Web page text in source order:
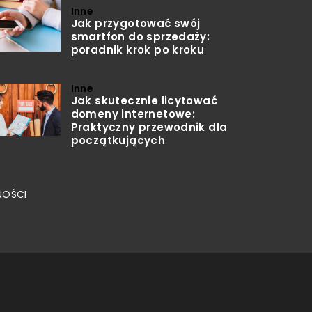
Inne
Jak przygotować swój
smartfon do sprzedaży:
poradnik krok po kroku
Inne
Jak skutecznie licytować
domeny internetowe:
Praktyczny przewodnik dla
początkujących